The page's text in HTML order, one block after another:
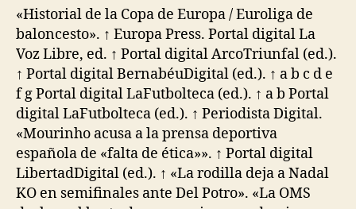
entrada
entrada
«Historial de la Copa de Europa / Euroliga de
baloncesto». ↑ Europa Press. Portal digital La
Voz Libre, ed. ↑ Portal digital ArcoTriunfal (ed.).
↑ Portal digital BernabéuDigital (ed.). ↑ a b c d e
f g Portal digital LaFutbolteca (ed.). ↑ a b Portal
digital LaFutbolteca (ed.). ↑ Periodista Digital.
«Mourinho acusa a la prensa deportiva
española de «falta de ética»». ↑ Portal digital
LibertadDigital (ed.). ↑ «La rodilla deja a Nadal
KO en semifinales ante Del Potro». «La OMS